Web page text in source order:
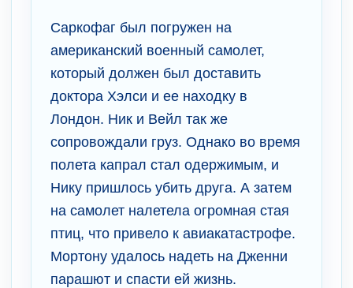
Саркофаг был погружен на
американский военный самолет,
который должен был доставить
доктора Хэлси и ее находку в
Лондон. Ник и Вейл так же
сопровождали груз. Однако во время
полета капрал стал одержимым, и
Нику пришлось убить друга. А затем
на самолет налетела огромная стая
птиц, что привело к авиакатастрофе.
Мортону удалось надеть на Дженни
парашют и спасти ей жизнь.